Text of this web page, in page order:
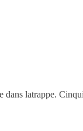
dans latrappe.